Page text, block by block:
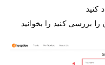
کنید
را بخوانید را بررسی کنید